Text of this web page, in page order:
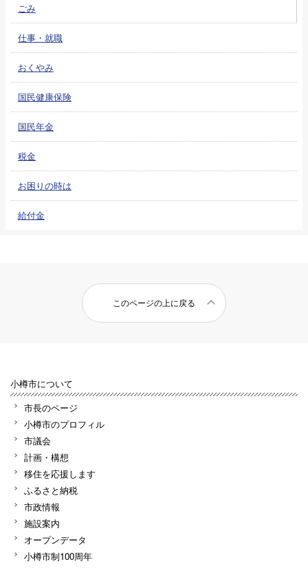
ごみ
仕事・就職
おくやみ
国民健康保険
国民年金
税金
お困りの時は
給付金
このページの上に戻る
小樽市について
市長のページ
小樽市のプロフィル
市議会
計画・構想
移住を応援します
ふるさと納税
市政情報
施設案内
オープンデータ
小樽市制100周年